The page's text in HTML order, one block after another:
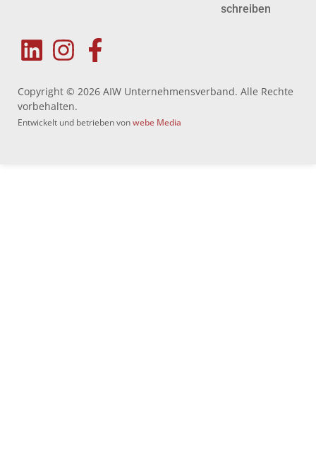
schreiben
Copyright © 2026 AIW Unternehmensverband. Alle Rechte
vorbehalten.
Entwickelt und betrieben vonwebe Media